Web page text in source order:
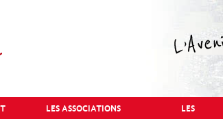
LES ASSOCIATIONS
LES